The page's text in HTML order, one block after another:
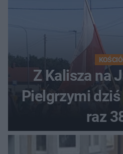
Z Kalisza na
Pielgrzymi
raz